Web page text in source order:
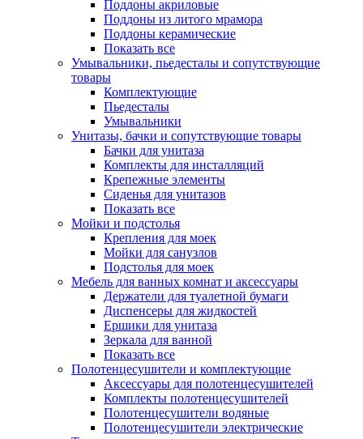
Поддоны акриловые
Поддоны из литого мрамора
Поддоны керамические
Показать все
Умывальники, пьедесталы и сопутствующие
товары
Комплектующие
Пьедесталы
Умывальники
Унитазы, бачки и сопутствующие товары
Бачки для унитаза
Комплекты для инсталляций
Крепежные элементы
Сиденья для унитазов
Показать все
Мойки и подстолья
Крепления для моек
Мойки для санузлов
Подстолья для моек
Мебель для ванных комнат и аксессуары
Держатели для туалетной бумаги
Диспенсеры для жидкостей
Ершики для унитаза
Зеркала для ванной
Показать все
Полотенцесушители и комплектующие
Аксессуары для полотенцесушителей
Комплекты полотенцесушителей
Полотенцесушители водяные
Полотенцесушители электрические